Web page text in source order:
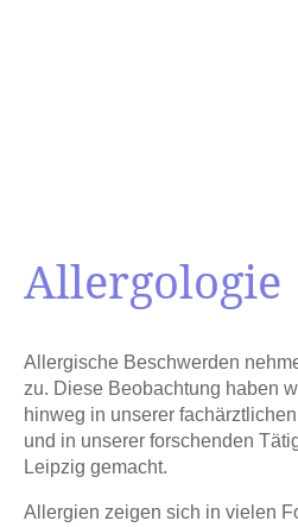
Allergologie
Allergische Beschwerden
zu. Diese Beobachtung haben
hinweg in unserer
und in unserer forschenden
Leipzig gemacht.
Allergien zeigen sich in vielen